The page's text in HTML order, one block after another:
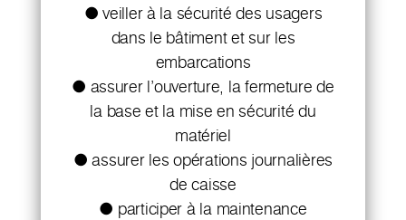
● veiller à la sécurité des usagers
dans le bâtiment et sur les
embarcations
● assurer l’ouverture, la fermeture de
la base et la mise en sécurité du
matériel
● assurer les opérations journalières
de caisse
● participer à la maintenance